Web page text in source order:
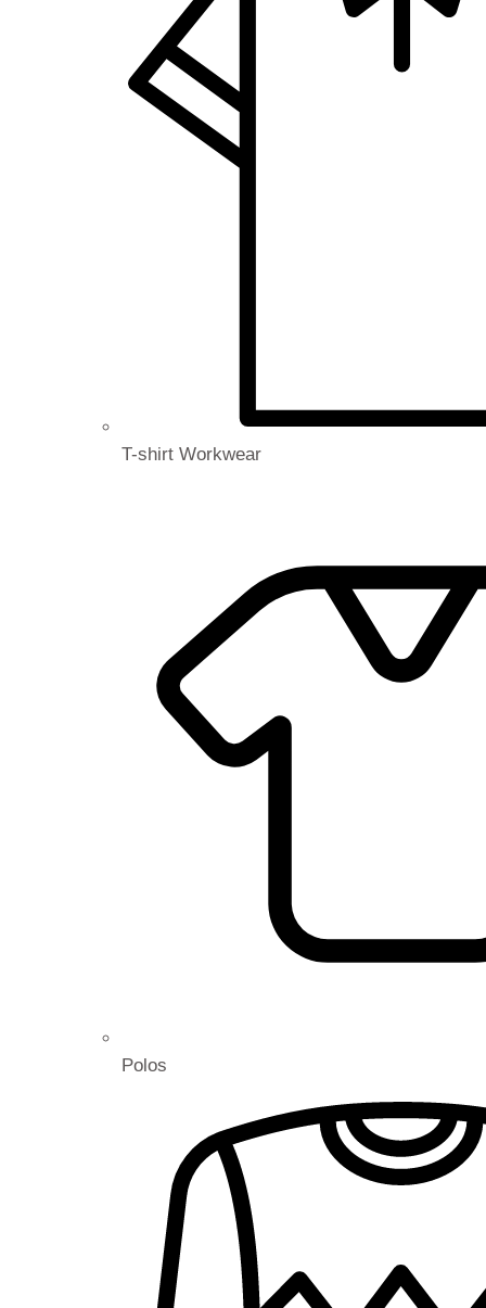
T-shirt Workwear
Polos